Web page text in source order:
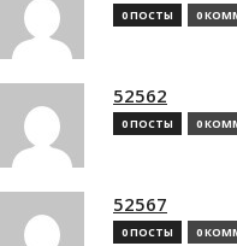
0 ПОСТЫ 0
52562
0 ПОСТЫ 0
52567
0 ПОСТЫ 0